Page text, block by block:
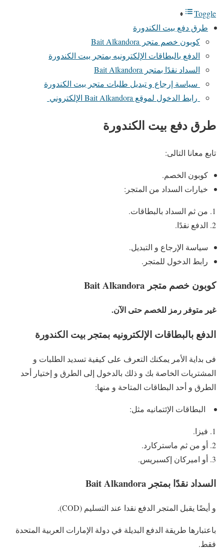
Toggle
طرق دفع بيت الكندورة
كوبون خصم متجر Bait Alkandora
الدفع بالبطاقات الإلكترونيه بمتجر بيت الكندورة
السداد نقدًا بمتجر Bait Alkandora
سياسة إرجاع و تبديل طلبات متجر بيت الكندورة
رابط الدخول لموقع Bait Alkandora الإلكتروني
طرق دفع بيت الكندورة
تابع معانا التالى:
كوبون الخصم.
خيارات السداد من المتجر:
من ثم السداد بالبطاقات.
الدفع نقدًا.
سياسة الإرجاع و التبديل.
رابط الدخول للمتجر.
كوبون خصم متجر Bait Alkandora
غير متوفر رمز للخصم حتى الآن.
الدفع بالبطاقات الإلكترونيه بمتجر بيت الكندورة
فى بداية الأمر يمكنك التعرف على كيفية تسديد الطلبات و
المشتريات الخاصة بك و ذلك بالدخول إلى الطرق و إختيار أحد
الطرق و أحد البطاقات المتاحة و منها:
البطاقات الإئتمانيه مثل:
فيزا.
أو من ثم ماستركارد.
أو اميركان إكسبريس.
السداد نقدًا بمتجر Bait Alkandora
و أيضًا يقبل المتجر الدفع نقدا عند التسليم (COD).
باعتبارها طريقة الدفع البديلة في دولة الإمارات العربية المتحدة
فقط.